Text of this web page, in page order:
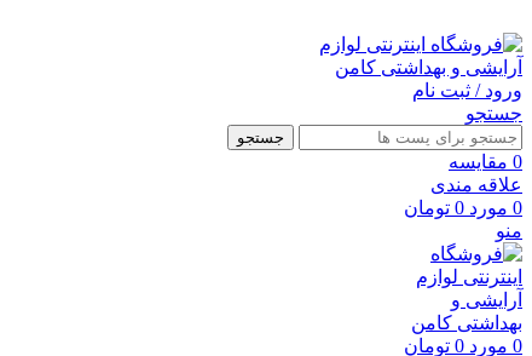
ورود / ثبت نام
جستجو
جستجو
0 مقايسه
علاقه مندی
0 مورد 0 تومان
منو
0 مورد 0 تومان